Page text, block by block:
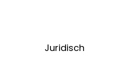
Juridisch